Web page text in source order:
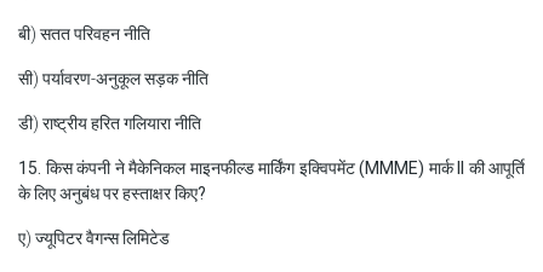
बी) सतत परिवहन नीति
सी) पर्यावरण-अनुकूल सड़क नीति
डी) राष्ट्रीय हरित गलियारा नीति
15. किस कंपनी ने मैकेनिकल माइनफील्ड मार्किंग इक्विपमेंट (MMME) मार्क II की आपूर्ति
के लिए अनुबंध पर हस्ताक्षर किए?
ए) ज्यूपिटर वैगन्स लिमिटेड